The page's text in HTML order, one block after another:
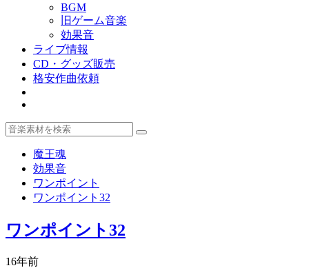
BGM
旧ゲーム音楽
効果音
ライブ情報
CD・グッズ販売
格安作曲依頼
魔王魂
効果音
ワンポイント
ワンポイント32
ワンポイント32
16年前